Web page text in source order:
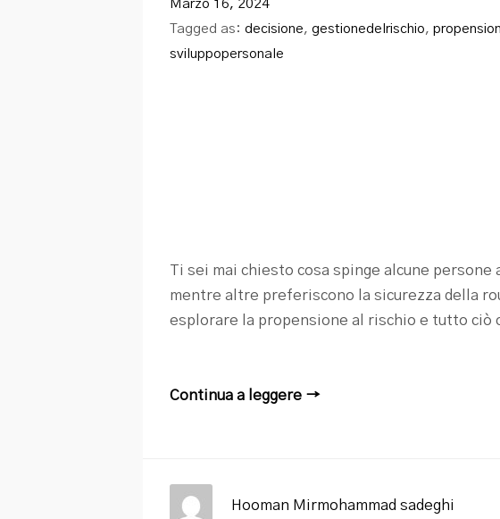
Marzo 16, 2024
Tagged as: decisione, gestionedelrischio,
sviluppopersonale
Ti sei mai chiesto cosa spinge alcune persone
mentre altre preferiscono la sicurezza della
esplorare la propensione al rischio e tutto ciò
Continua a leggere →
Hooman Mirmohammad sadeghi